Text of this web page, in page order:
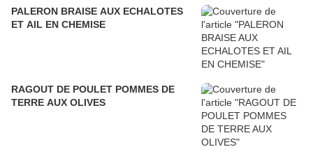
PALERON BRAISE AUX ECHALOTES
ET AIL EN CHEMISE
RAGOUT DE POULET POMMES DE
TERRE AUX OLIVES